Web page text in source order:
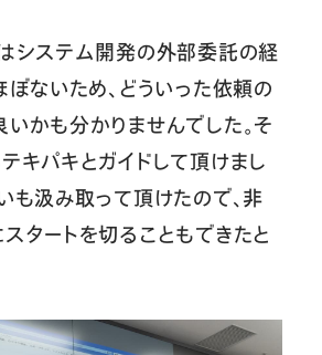
システム開発の外部委託の経
ないため、どういった依頼の
かも分かりませんでした。そ
キパキとガイドして頂けまし
も汲み取って頂けたので、非
タートを切ることもできたと